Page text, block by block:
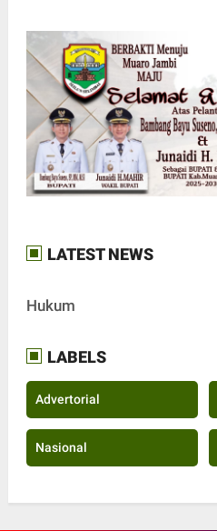
LATEST NEWS
Hukum
LABELS
Advertorial
Nasional